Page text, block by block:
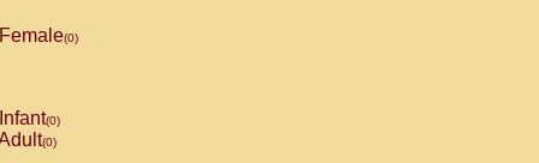
Female(0)
Infant(0)
(0)